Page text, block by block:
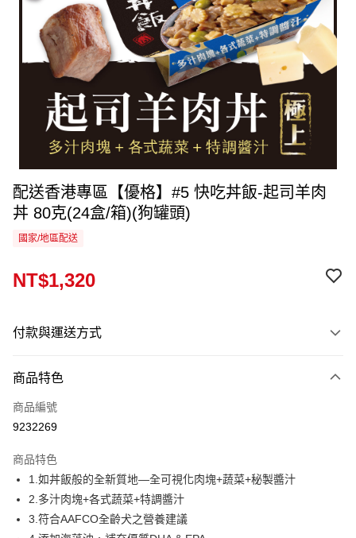
配送香港專區【優格】#5 快吃丼飯-起司羊肉
丼 80克(24盒/箱)(狗罐頭)
國家/地區配送
NT$1,320
付款與運送方式
信用卡一次付款
運送方式
香港專區
商品特色
商品編號
9232269
商品特色
1.如丼飯般的全新質地—全可視化肉塊+蔬菜+秘製醬汁
2.多汁肉塊+各式蔬菜+特調醬汁
3.符合AAFCO全齡犬之營養建議